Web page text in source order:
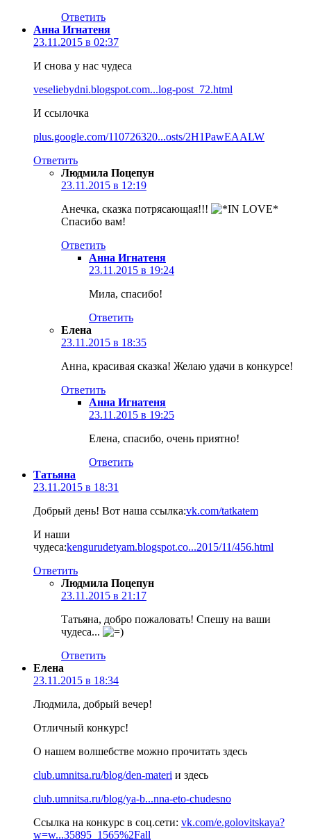
Ответить
Анна Игнатеня
23.11.2015 в 02:37
И снова у нас чудеса
veseliebydni.blogspot.com...log-post_72.html
И ссылочка
plus.google.com/110726320...osts/2H1PawEAALW
Ответить
Людмила Поцепун
23.11.2015 в 12:19
Анечка, сказка потрясающая!!!
Спасибо вам!
Ответить
Анна Игнатеня
23.11.2015 в 19:24
Мила, спасибо!
Ответить
Елена
23.11.2015 в 18:35
Анна, красивая сказка! Желаю удачи в конкурсе!
Ответить
Анна Игнатеня
23.11.2015 в 19:25
Елена, спасибо, очень приятно!
Ответить
Татьяна
23.11.2015 в 18:31
Добрый день! Вот наша ссылка:vk.com/tatkatem
И наши
чудеса:kengurudetyam.blogspot.co...2015/11/456.html
Ответить
Людмила Поцепун
23.11.2015 в 21:17
Татьяна, добро пожаловать! Спешу на ваши
чудеса...
Ответить
Елена
23.11.2015 в 18:34
Людмила, добрый вечер!
Отличный конкурс!
О нашем волшебстве можно прочитать здесь
club.umnitsa.ru/blog/den-materi и здесь
club.umnitsa.ru/blog/ya-b...nna-eto-chudesno
Ссылка на конкурс в соц.сети: vk.com/e.golovitskaya?
w=w...35895_1565%2Fall